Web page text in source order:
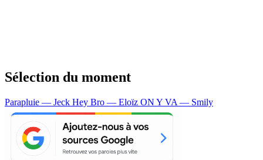
Sélection du moment
Parapluie — Jeck Hey Bro — Eloïz ON Y VA — Smily